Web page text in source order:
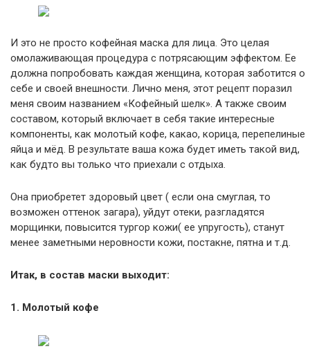
И это не просто кофейная маска для лица. Это целая
омолаживающая процедура с потрясающим эффектом. Ее
должна попробовать каждая женщина, которая заботится о
себе и своей внешности. Лично меня, этот рецепт поразил
меня своим названием «Кофейный шелк». А также своим
составом, который включает в себя такие интересные
компоненты, как молотый кофе, какао, корица, перепелиные
яйца и мёд. В результате ваша кожа будет иметь такой вид,
как будто вы только что приехали с отдыха.
Она приобретет здоровый цвет ( если она смуглая, то
возможен оттенок загара), уйдут отеки, разгладятся
морщинки, повысится тургор кожи( ее упругость), станут
менее заметными неровности кожи, постакне, пятна и т.д.
Итак, в состав маски выходит:
1. Молотый кофе